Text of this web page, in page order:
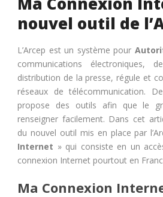
nouvel outil de
L’Arcep est un système pour
communications
distribution de la presse, régule et
réseaux de télécommunication.
propose des outils afin que le
renseigner facilement. Dans cet
du nouvel outil mis en place par
Internet » qui consiste en un
connexion Internet pourtout en
Ma Connexion